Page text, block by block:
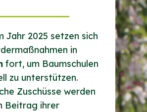
Jahr 2025 setzen sich
in
fort, um Baumschulen
zu unterstützen.
Zuschüsse werden
Beitrag ihrer